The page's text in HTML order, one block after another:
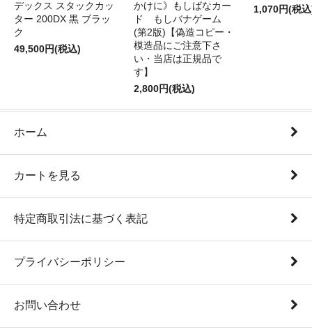
デックス スタックカッ
ター 200DX 黒 ブラッ
ク
49,500円(税込)
かけに》もしばなカー
ド もしバナゲーム
(第2版)【偽造コピー・
模造品にご注意下さ
い・当店は正規品で
す】
2,800円(税込)
1,070円(税
ホーム
カートを見る
特定商取引法に基づく表記
プライバシーポリシー
お問い合わせ